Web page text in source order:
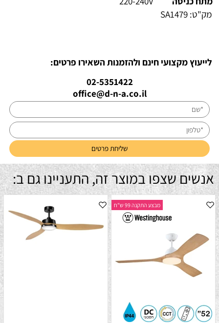
מק"ט: SA1479
לייעוץ מקצועי חינם ולהזמנות השאירו פרטים:
02-5351422
office@d-n-a.co.il
אנשים שצפו במוצר זה, התעניינו גם ב:
מבצע התקנה 99 ש"ח